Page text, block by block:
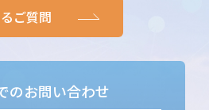
ご質問
のお問い合わせ